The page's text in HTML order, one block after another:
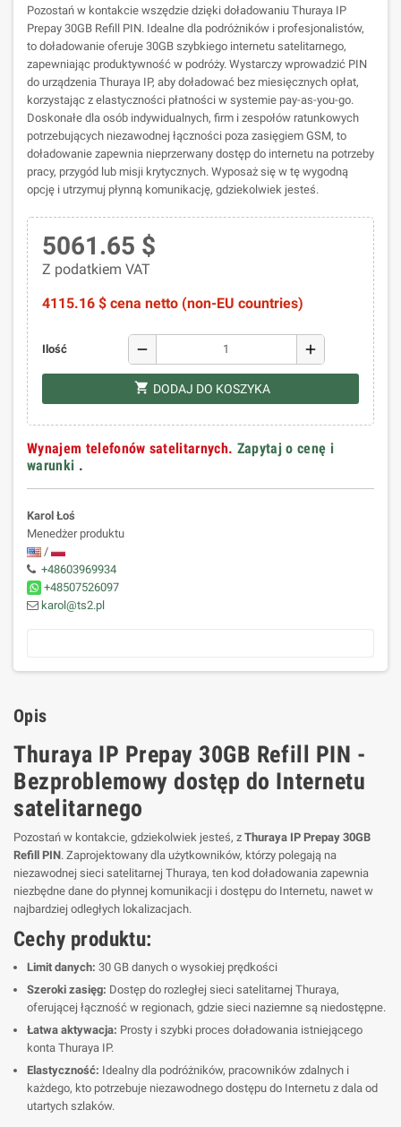
Pozostań w kontakcie wszędzie dzięki doładowaniu Thuraya IP
Prepay 30GB Refill PIN. Idealne dla podróżników i profesjonalistów,
to doładowanie oferuje 30GB szybkiego internetu satelitarnego,
zapewniając produktywność w podróży. Wystarczy wprowadzić PIN
do urządzenia Thuraya IP, aby doładować bez miesięcznych opłat,
korzystając z elastyczności płatności w systemie pay-as-you-go.
Doskonałe dla osób indywidualnych, firm i zespołów ratunkowych
potrzebujących niezawodnej łączności poza zasięgiem GSM, to
doładowanie zapewnia nieprzerwany dostęp do internetu na potrzeby
pracy, przygód lub misji krytycznych. Wyposaż się w tę wygodną
opcję i utrzymuj płynną komunikację, gdziekolwiek jesteś.
5061.65 $
Z podatkiem VAT
4115.16 $ cena netto (non-EU countries)
Ilość remove add
shopping_cart DODAJ DO KOSZYKA
Wynajem telefonów satelitarnych. Zapytaj o cenę i
warunki .
Karol Łoś
Menedżer produktu
/
+48603969934
+48507526097
karol@ts2.pl
Opis
Thuraya IP Prepay 30GB Refill PIN -
Bezproblemowy dostęp do Internetu
satelitarnego
Pozostań w kontakcie, gdziekolwiek jesteś, z Thuraya IP Prepay 30GB
Refill PIN. Zaprojektowany dla użytkowników, którzy polegają na
niezawodnej sieci satelitarnej Thuraya, ten kod doładowania zapewnia
niezbędne dane do płynnej komunikacji i dostępu do Internetu, nawet w
najbardziej odległych lokalizacjach.
Cechy produktu:
Limit danych: 30 GB danych o wysokiej prędkości
Szeroki zasięg: Dostęp do rozległej sieci satelitarnej Thuraya,
oferującej łączność w regionach, gdzie sieci naziemne są niedostępne.
Łatwa aktywacja: Prosty i szybki proces doładowania istniejącego
konta Thuraya IP.
Elastyczność: Idealny dla podróżników, pracowników zdalnych i
każdego, kto potrzebuje niezawodnego dostępu do Internetu z dala od
utartych szlaków.